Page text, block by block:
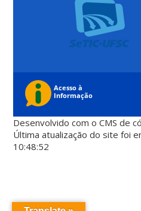
Desenvolvido com o CMS de
Última atualização do site foi
10:48:52